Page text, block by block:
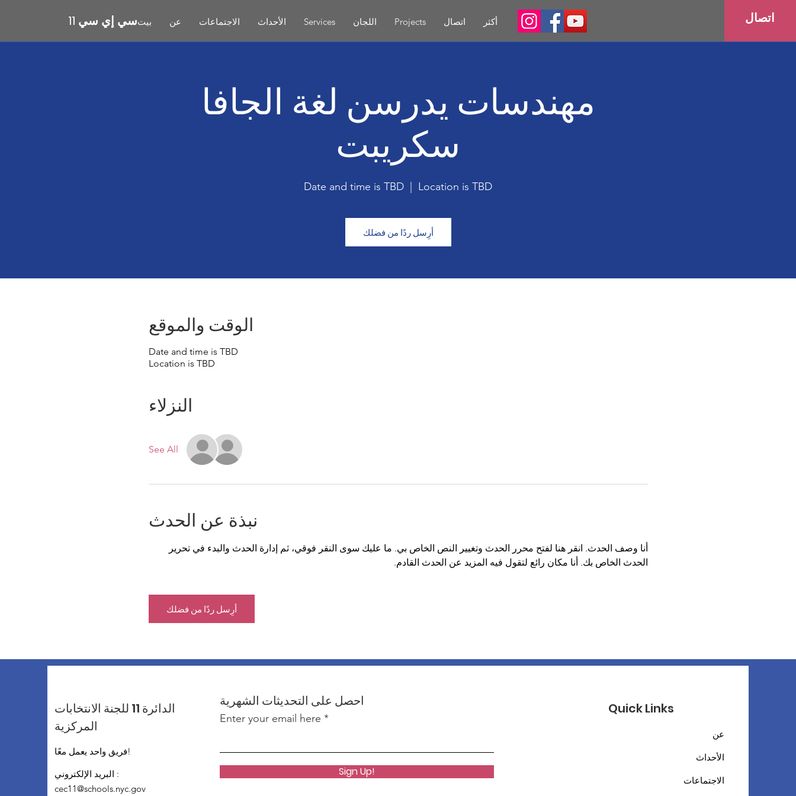
سي إي سي 11بيت عن الاجتماعات الأحداث Services اللجان Projects اتصال أكثر اتصال
مهندسات يدرسن لغة الجافا
سكريبت
Date and time is TBD Location is TBD
أرِسل ردًا من فضلك
الوقت والموقع
Date and time is TBD
Location is TBD
النزلاء
See All
نبذة عن الحدث
أنا وصف الحدث. انقر هنا لفتح محرر الحدث وتغيير النص الخاص بي. ما عليك سوى النقر فوقي، ثم إدارة الحدث والبدء في تحرير
الحدث الخاص بك. أنا مكان رائع لتقول فيه المزيد عن الحدث القادم.
أرِسل ردًا من فضلك
الدائرة 11 للجنة الانتخابات
المركزية
فريق واحد يعمل معًا!
البريد الإلكتروني :
cec11@schools.nyc.gov
احصل على التحديثات الشهرية
Enter your email here
Sign Up!
Quick Links
عن
الأحداث
الاجتماعات